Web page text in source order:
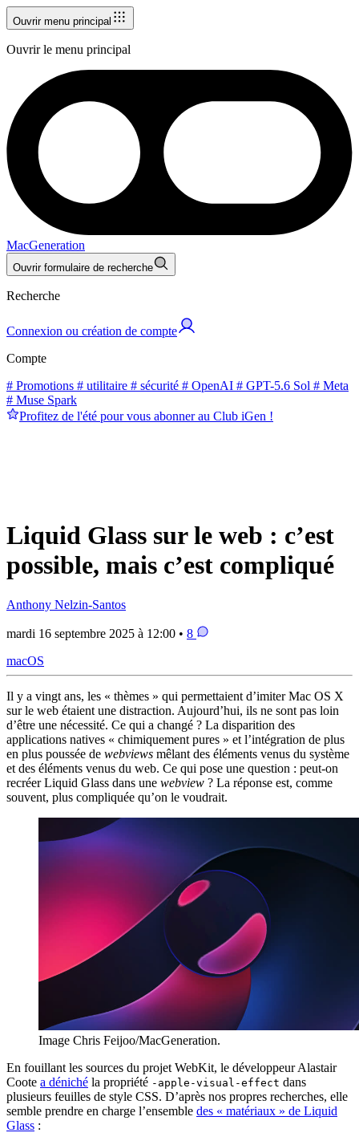
Ouvrir menu principal
Ouvrir le menu principal
MacGeneration
Ouvrir formulaire de recherche
Recherche
Connexion ou création de compte
Compte
# Promotions # utilitaire # sécurité # OpenAI # GPT-5.6 Sol # Meta
# Muse Spark
Profitez de l'été pour vous abonner au Club iGen !
Liquid Glass sur le web : c’est
possible, mais c’est compliqué
Anthony Nelzin-Santos
mardi 16 septembre 2025 à 12:00 • 8
macOS
Il y a vingt ans, les « thèmes » qui permettaient d’imiter Mac OS X
sur le web étaient une distraction. Aujourd’hui, ils ne sont pas loin
d’être une nécessité. Ce qui a changé ? La disparition des
applications natives « chimiquement pures » et l’intégration de plus
en plus poussée de webviews mêlant des éléments venus du système
et des éléments venus du web. Ce qui pose une question : peut-on
recréer Liquid Glass dans une webview ? La réponse est, comme
souvent, plus compliquée qu’on le voudrait.
Image Chris Feijoo/MacGeneration.
En fouillant les sources du projet WebKit, le développeur Alastair
Coote a déniché la propriété -apple-visual-effect dans
plusieurs feuilles de style CSS. D’après nos propres recherches, elle
semble prendre en charge l’ensemble des « matériaux » de Liquid
Glass :